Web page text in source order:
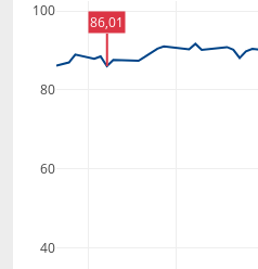
40
60
80
100
86,01